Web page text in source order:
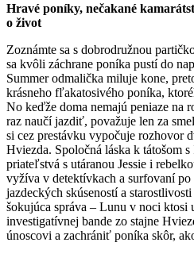
Hravé poníky, nečakané
o život
Zoznámte sa s dobrodružnou
sa kvôli záchrane poníka pustí do
Summer odmalička miluje kone,
krásneho fľakatosivého poníka,
No keďže doma nemajú peniaze na
raz naučí jazdiť, považuje len za
si cez prestávku vypočuje rozhovor
Hviezda. Spoločná láska k tátošom
priateľstvá s utáranou Jessie i
vyžíva v detektívkach a surfovaní
jazdeckých skúseností a
šokujúca správa – Lunu v noci ktosi
investigatívnej bande zo stajne
únoscovi a zachrániť poníka skôr,